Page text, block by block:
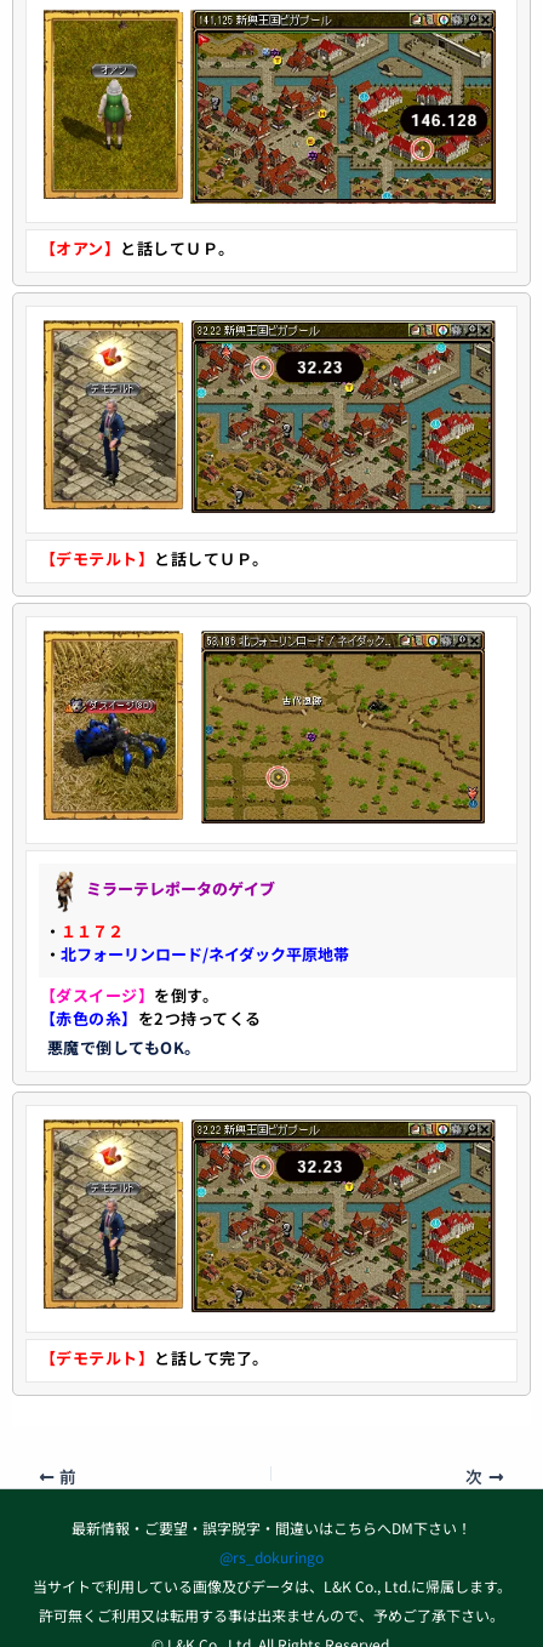
【オアン】 と話してＵＰ。
【デモテルト】 と話してＵＰ。
ミラーテレポータのゲイブ
・ １１７２
・ 北フォーリンロード/ネイダック平原地帯
【ダスイージ】 を倒す。
【赤色の糸】 を2つ持ってくる
悪魔で倒してもOK。
【デモテルト】 と話して完了。
前 次
最新情報・ご要望・誤字脱字・間違いはこちらへDM下さい！
@rs_dokuringo
当サイトで利用している画像及びデータは、L&K Co., Ltd.に帰属します。
許可無くご利用又は転用する事は出来ませんので、予めご了承下さい。